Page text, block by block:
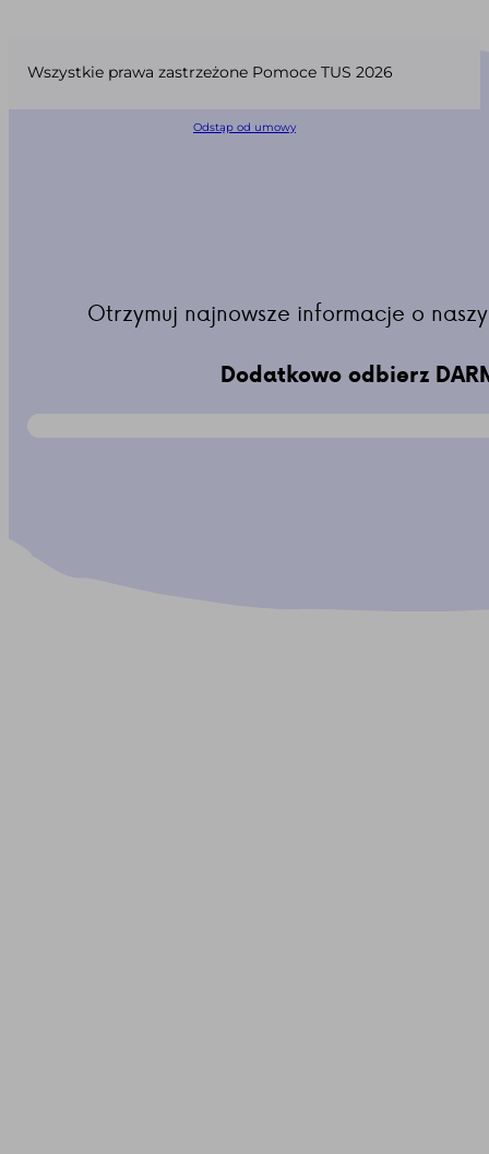
Wszystkie prawa zastrzeżone Pomoce TUS 2026
Odstąp od umowy
Otrzymuj najnowsze informacje o
Dodatkowo odbierz